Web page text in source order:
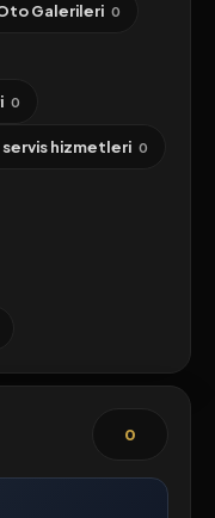
Galerileri 0
0
servis hizmetleri 0
0